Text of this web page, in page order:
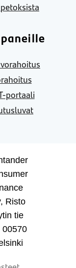
portaali
Risto
tie
00570